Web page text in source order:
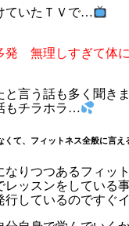
ていたＴＶで…
発 無理しすぎて体
と言う話も多く聞き
もチラホラ…
くて、フィットネス全般に言
なりつつあるフィッ
レッスンをしている
行しているのですぐ